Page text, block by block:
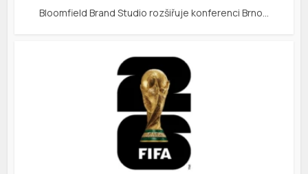
Bloomfield Brand Studio rozšiřuje konferenci Brno…